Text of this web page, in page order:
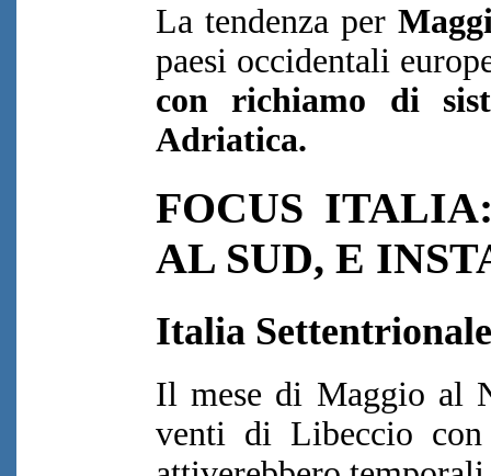
La tendenza per
paesi occidentali
con richiamo di
Adriatica.
FOCUS
AL SUD, E
Italia Settentrionale
Il mese di Maggio al
venti di Libeccio